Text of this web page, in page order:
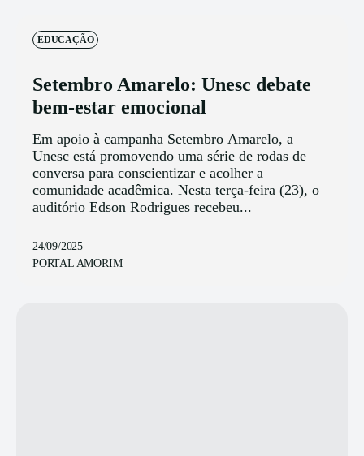
EDUCAÇÃO
Setembro Amarelo: Unesc debate
bem-estar emocional
Em apoio à campanha Setembro Amarelo, a
Unesc está promovendo uma série de rodas de
conversa para conscientizar e acolher a
comunidade acadêmica. Nesta terça-feira (23), o
auditório Edson Rodrigues recebeu...
24/09/2025
PORTAL AMORIM